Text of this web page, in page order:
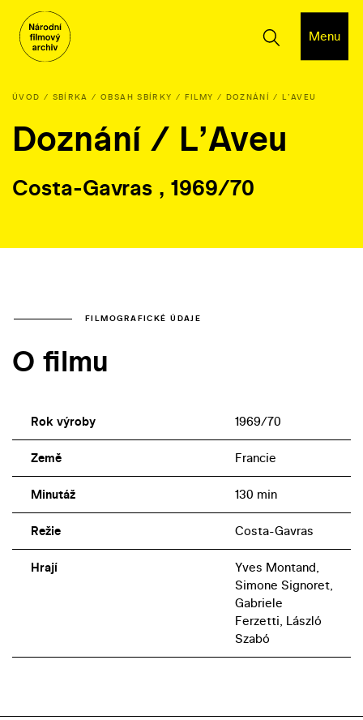
Menu
ÚVOD SBÍRKA OBSAH SBÍRKY FILMY DOZNÁNÍ / L’AVEU
Doznání / L’Aveu
Costa-Gavras , 1969/70
FILMOGRAFICKÉ ÚDAJE
O filmu
Rok výroby 1969/70
Země Francie
Minutáž 130 min
Režie Costa-Gavras
Hrají
Yves Montand,
Simone Signoret,
Gabriele
Ferzetti, László
Szabó